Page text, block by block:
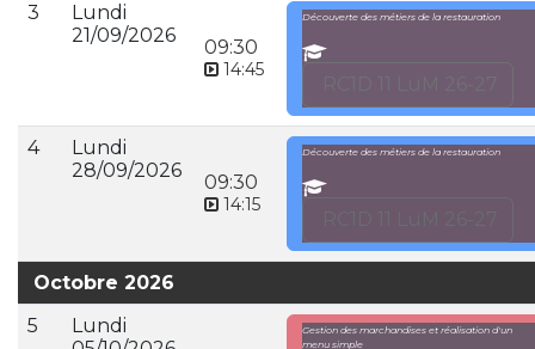
3
Lundi
21/09/2026
09:30
14:45
Découverte des métiers de la restauration
4
Lundi
28/09/2026
09:30
14:15
Découverte des métiers de la restauration
Octobre 2026
5
Lundi
Gestion des marchandises et réalisation d'un
menu simple